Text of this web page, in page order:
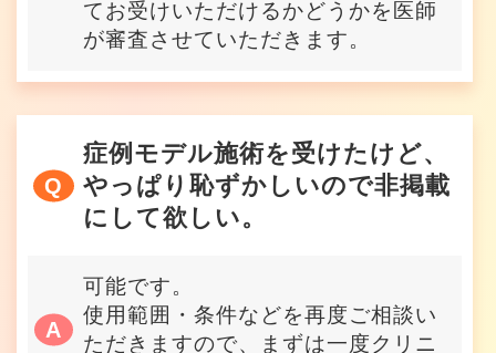
てお受けいただけるかどうかを医師
が審査させていただきます。
症例モデル施術を受けたけど、
やっぱり恥ずかしいので非掲載
にして欲しい。
可能です。
使用範囲・条件などを再度ご相談い
ただきますので、まずは一度クリニ